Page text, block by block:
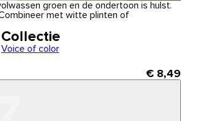
groen en de ondertoon is hulst.
met witte plinten of
Collectie
Voice of color
€ 8,49